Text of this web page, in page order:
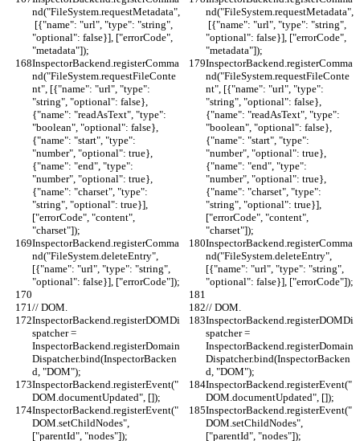
nd("FileSystem.requestMetadata",
[{"name": "url", "type": "string",
"optional": false}], ["errorCode",
"metadata"]);
nd("FileSystem.requestMetadata",
[{"name": "url", "type": "string",
"optional": false}], ["errorCode",
"metadata"]);
InspectorBackend.registerComma
nd("FileSystem.requestFileConte
nt", [{"name": "url", "type":
"string", "optional": false},
{"name": "readAsText", "type":
"boolean", "optional": false},
{"name": "start", "type":
"number", "optional": true},
{"name": "end", "type":
"number", "optional": true},
{"name": "charset", "type":
"string", "optional": true}],
["errorCode", "content",
"charset"]);
InspectorBackend.registerComma
nd("FileSystem.requestFileConte
nt", [{"name": "url", "type":
"string", "optional": false},
{"name": "readAsText", "type":
"boolean", "optional": false},
{"name": "start", "type":
"number", "optional": true},
{"name": "end", "type":
"number", "optional": true},
{"name": "charset", "type":
"string", "optional": true}],
["errorCode", "content",
"charset"]);
InspectorBackend.registerComma
nd("FileSystem.deleteEntry",
[{"name": "url", "type": "string",
"optional": false}], ["errorCode"]);
InspectorBackend.registerComma
nd("FileSystem.deleteEntry",
[{"name": "url", "type": "string",
"optional": false}], ["errorCode"]);
// DOM.
// DOM.
InspectorBackend.registerDOMDi
spatcher =
InspectorBackend.registerDomain
Dispatcher.bind(InspectorBacken
d, "DOM");
InspectorBackend.registerDOMDi
spatcher =
InspectorBackend.registerDomain
Dispatcher.bind(InspectorBacken
d, "DOM");
InspectorBackend.registerEvent("
DOM.documentUpdated", []);
InspectorBackend.registerEvent("
DOM.documentUpdated", []);
InspectorBackend.registerEvent("
DOM.setChildNodes",
["parentId", "nodes"]);
InspectorBackend.registerEvent("
DOM.setChildNodes",
["parentId", "nodes"]);